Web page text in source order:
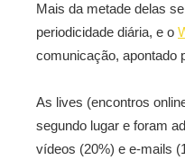
Mais da metade delas
periodicidade diária, e o
comunicação, apontado
As lives (encontros
segundo lugar e foram
vídeos (20%) e e-mails